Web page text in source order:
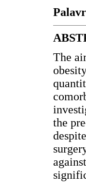
The
the